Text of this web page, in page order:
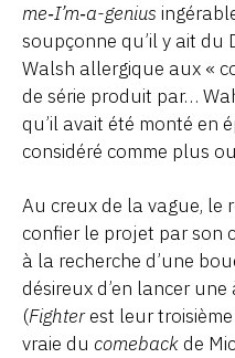
me‑I’m‑a-genius
soupçonne qu’il y ait du
Walsh allergique aux «
de série produit par…
qu’il avait été monté en
considéré comme plus
Au creux de la vague, le
confier le projet par son
à la recherche d’une
désireux d’en lancer une
(Fighterest leur
vraie du comeback de